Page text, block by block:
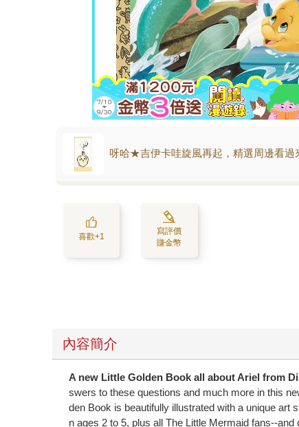
呀哈★吉伊卡哇旋風再起，精選周邊看過
喜歡+1
寫評價
賺金幣
內容簡介
A new Little Golden Book all about Ariel from
swers to these questions and much more in this
den Book is beautifully illustrated with a unique art
n ages 2 to 5, plus all The Little Mermaid fans--